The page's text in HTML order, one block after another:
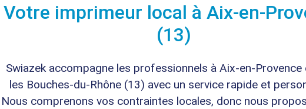
Votre imprimeur local à Aix-en-
(13)
Swiazek accompagne les professionnels à Aix-en-Provence
les Bouches-du-Rhône (13) avec un service rapide et
Nous comprenons vos contraintes locales, donc nous